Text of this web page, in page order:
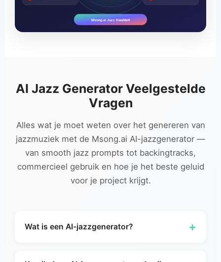
Msong.ai Jazz Kwaliteit
AI Jazz Generator Veelgestelde
Vragen
Alles wat je moet weten over het genereren van
jazzmuziek met de Msong.ai AI-jazzgenerator —
van smooth jazz prompts tot backingtracks,
commercieel gebruik en hoe je het beste geluid
voor je project krijgt.
Wat is een AI-jazzgenerator? +